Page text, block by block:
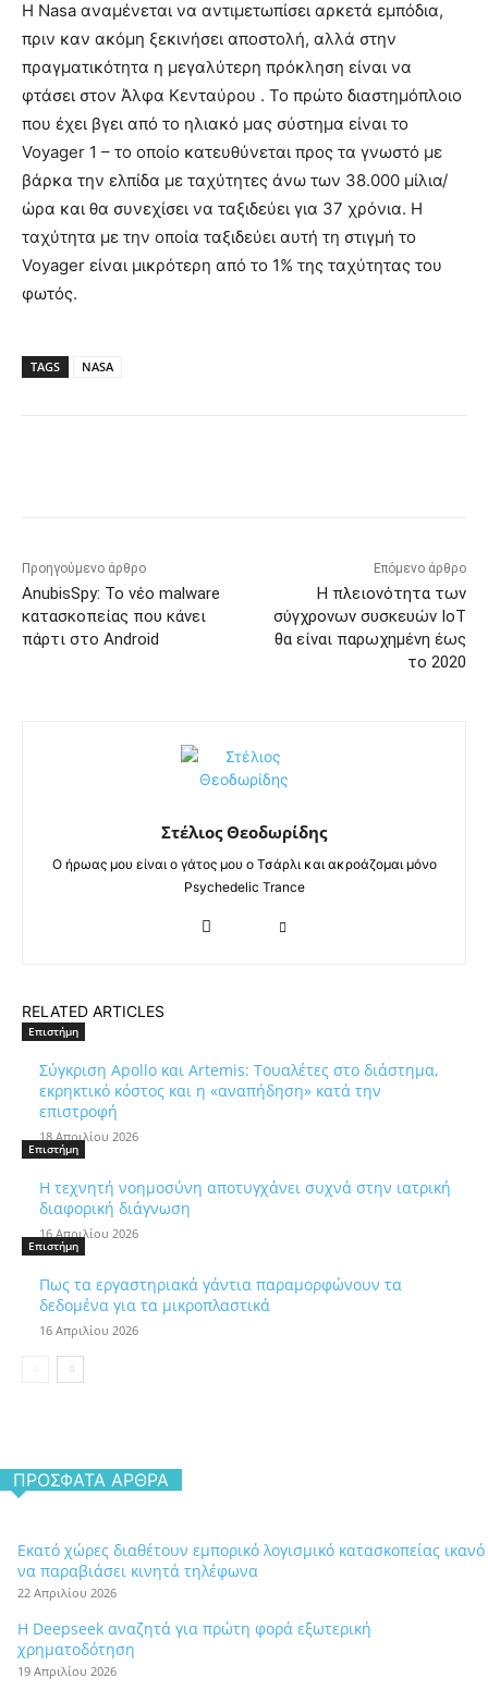
Η Nasa αναμένεται να αντιμετωπίσει αρκετά εμπόδια,
πριν καν ακόμη ξεκινήσει αποστολή, αλλά στην
πραγματικότητα η μεγαλύτερη πρόκληση είναι να
φτάσει στον Άλφα Κενταύρου . Το πρώτο διαστημόπλοιο
που έχει βγει από το ηλιακό μας σύστημα είναι το
Voyager 1 – το οποίο κατευθύνεται προς τα γνωστό με
βάρκα την ελπίδα με ταχύτητες άνω των 38.000 μίλια/
ώρα και θα συνεχίσει να ταξιδεύει για 37 χρόνια. Η
ταχύτητα με την οποία ταξιδεύει αυτή τη στιγμή το
Voyager είναι μικρότερη από το 1% της ταχύτητας του
φωτός.
TAGS NASA
Προηγούμενο άρθρο
AnubisSpy: Το νέο malware
κατασκοπείας που κάνει
πάρτι στο Android
Επόμενο άρθρο
Η πλειονότητα των
σύγχρονων συσκευών IoT
θα είναι παρωχημένη έως
το 2020
Στέλιος Θεοδωρίδης
Ο ήρωας μου είναι ο γάτος μου ο Τσάρλι και ακροάζομαι μόνο
Psychedelic Trance
RELATED ARTICLES
Επιστήμη
Σύγκριση Apollo και Artemis: Τουαλέτες στο διάστημα,
εκρηκτικό κόστος και η «αναπήδηση» κατά την
επιστροφή
18 Απριλίου 2026
Επιστήμη
Η τεχνητή νοημοσύνη αποτυγχάνει συχνά στην ιατρική
διαφορική διάγνωση
16 Απριλίου 2026
Επιστήμη
Πως τα εργαστηριακά γάντια παραμορφώνουν τα
δεδομένα για τα μικροπλαστικά
16 Απριλίου 2026
ΠΡΌΣΦΑΤΑ ΆΡΘΡΑ
Εκατό χώρες διαθέτουν εμπορικό λογισμικό κατασκοπείας ικανό
να παραβιάσει κινητά τηλέφωνα
22 Απριλίου 2026
Η Deepseek αναζητά για πρώτη φορά εξωτερική
χρηματοδότηση
19 Απριλίου 2026